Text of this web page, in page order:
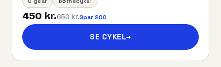
450 kr.650 kr.Spar 200
SE CYKEL→